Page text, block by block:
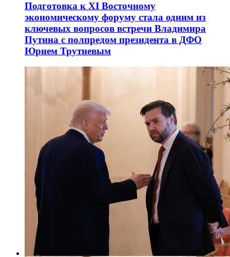
Подготовка к XI Восточному
экономическому форуму стала одним из
ключевых вопросов встречи Владимира
Путина с полпредом президента в ДФО
Юрием Трутневым